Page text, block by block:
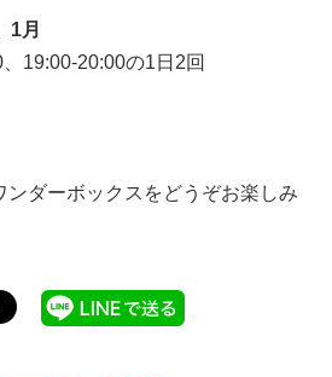
1月
19:00-20:00の1日2回
ンダーボックスをどうぞお楽しみ